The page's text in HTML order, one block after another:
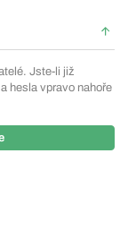
Jste-li již
hesla vpravo nahoře